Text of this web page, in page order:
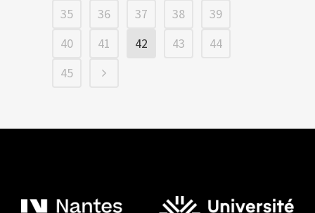
35
36 37 38
39
40
41 42 43
44
45